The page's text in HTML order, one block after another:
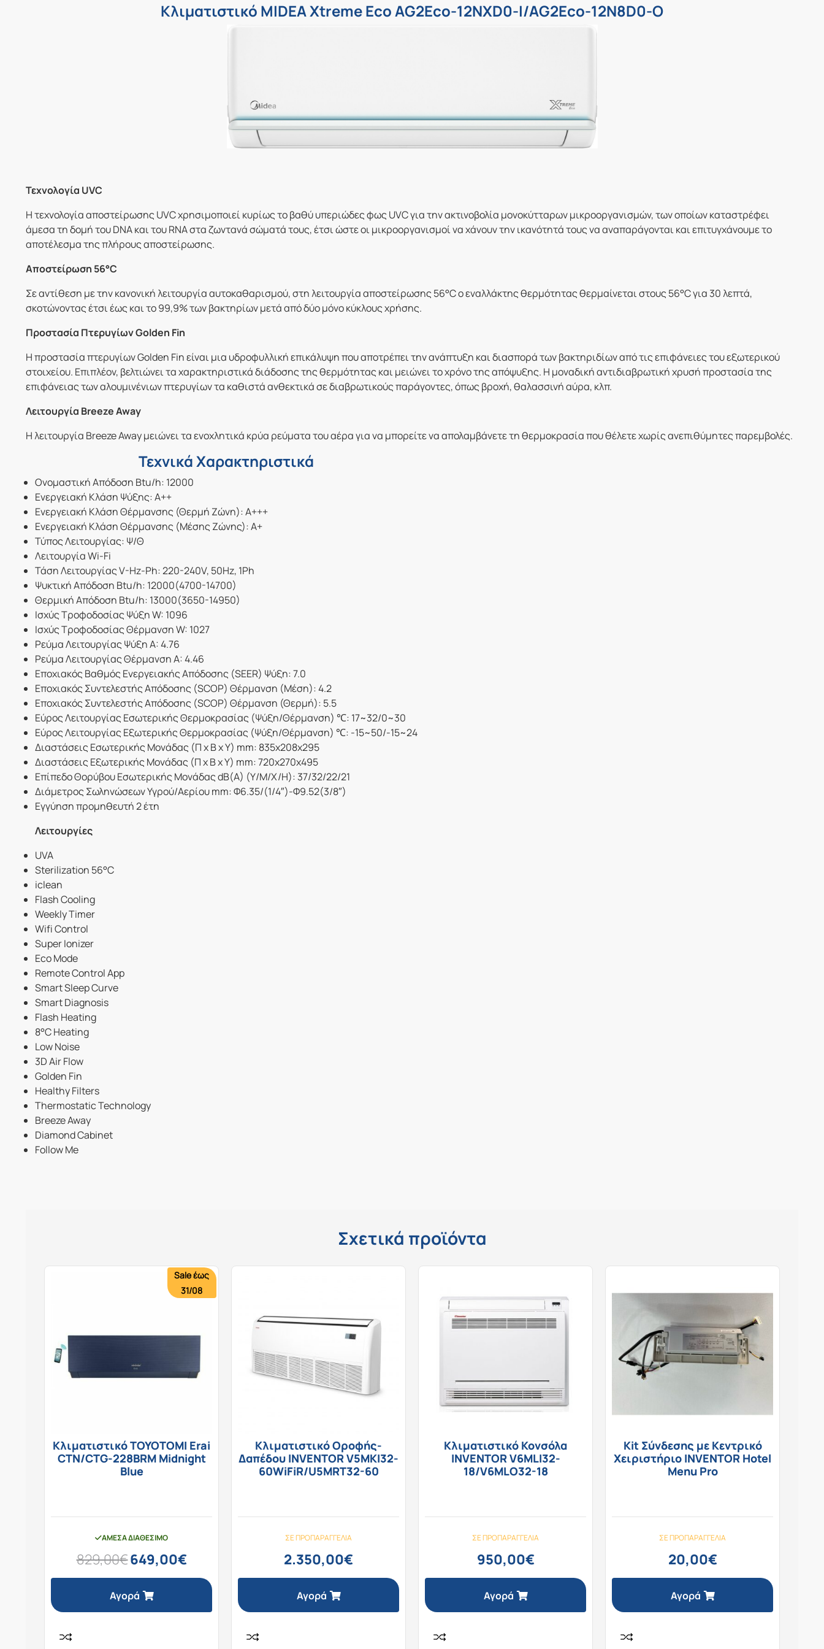
Κλιματιστικό MIDEA Xtreme Eco AG2Eco-12NXD0-I/AG2Eco-12N8D0-O
Τεχνολογία UVC
Η τεχνολογία αποστείρωσης UVC χρησιμοποιεί κυρίως το βαθύ υπεριώδες φως UVC για την ακτινοβολία μονοκύτταρων μικροοργανισμών, των οποίων καταστρέφει
άμεσα τη δομή του DNA και του RNA στα ζωντανά σώματά τους, έτσι ώστε οι μικροοργανισμοί να χάνουν την ικανότητά τους να αναπαράγονται και επιτυγχάνουμε το
αποτέλεσμα της πλήρους αποστείρωσης.
Αποστείρωση 56°C
Σε αντίθεση με την κανονική λειτουργία αυτοκαθαρισμού, στη λειτουργία αποστείρωσης 56°C ο εναλλάκτης θερμότητας θερμαίνεται στους 56°C για 30 λεπτά,
σκοτώνοντας έτσι έως και το 99,9% των βακτηρίων μετά από δύο μόνο κύκλους χρήσης.
Προστασία Πτερυγίων Golden Fin
Η προστασία πτερυγίων Golden Fin είναι μια υδροφυλλική επικάλυψη που αποτρέπει την ανάπτυξη και διασπορά των βακτηριδίων από τις επιφάνειες του εξωτερικού
στοιχείου. Επιπλέον, βελτιώνει τα χαρακτηριστικά διάδοσης της θερμότητας και μειώνει το χρόνο της απόψυξης. Η μοναδική αντιδιαβρωτική χρυσή προστασία της
επιφάνειας των αλουμινένιων πτερυγίων τα καθιστά ανθεκτικά σε διαβρωτικούς παράγοντες, όπως βροχή, θαλασσινή αύρα, κλπ.
Λειτουργία Breeze Away
Η λειτουργία Breeze Away μειώνει τα ενοχλητικά κρύα ρεύματα του αέρα για να μπορείτε να απολαμβάνετε τη θερμοκρασία που θέλετε χωρίς ανεπιθύμητες παρεμβολές.
Τεχνικά Χαρακτηριστικά
Ονομαστική Απόδοση Btu/h: 12000
Ενεργειακή Κλάση Ψύξης: A++
Ενεργειακή Κλάση Θέρμανσης (Θερμή Ζώνη): A+++
Ενεργειακή Κλάση Θέρμανσης (Μέσης Ζώνης): A+
Τύπος Λειτουργίας: Ψ/Θ
Λειτουργία Wi-Fi
Τάση Λειτουργίας V-Hz-Ph: 220-240V, 50Hz, 1Ph
Ψυκτική Απόδοση Btu/h: 12000(4700-14700)
Θερμική Απόδοση Btu/h: 13000(3650-14950)
Ισχύς Τροφοδοσίας Ψύξη W: 1096
Ισχύς Τροφοδοσίας Θέρμανση W: 1027
Ρεύμα Λειτουργίας Ψύξη A: 4.76
Ρεύμα Λειτουργίας Θέρμανση A: 4.46
Εποχιακός Βαθμός Ενεργειακής Απόδοσης (SEER) Ψύξη: 7.0
Εποχιακός Συντελεστής Απόδοσης (SCOP) Θέρμανση (Μέση): 4.2
Εποχιακός Συντελεστής Απόδοσης (SCOP) Θέρμανση (Θερμή): 5.5
Εύρος Λειτουργίας Εσωτερικής Θερμοκρασίας (Ψύξη/Θέρμανση) ℃: 17~32/0~30
Εύρος Λειτουργίας Εξωτερικής Θερμοκρασίας (Ψύξη/Θέρμανση) ℃: -15~50/-15~24
Διαστάσεις Εσωτερικής Μονάδας (Π x Β x Υ) mm: 835x208x295
Διαστάσεις Εξωτερικής Μονάδας (Π x Β x Υ) mm: 720x270x495
Επίπεδο Θορύβου Εσωτερικής Μονάδας dB(A) (Υ/Μ/Χ/H): 37/32/22/21
Διάμετρος Σωληνώσεων Υγρού/Αερίου mm: Φ6.35/(1/4″)-Φ9.52(3/8″)
Εγγύηση προμηθευτή 2 έτη
Λειτουργίες
UVA
Sterilization 56°C
iclean
Flash Cooling
Weekly Timer
Wifi Control
Super Ionizer
Eco Mode
Remote Control App
Smart Sleep Curve
Smart Diagnosis
Flash Heating
8°C Heating
Low Noise
3D Air Flow
Golden Fin
Healthy Filters
Thermostatic Technology
Breeze Away
Diamond Cabinet
Follow Me
Σχετικά προϊόντα
Sale έως
31/08
Κλιματιστικό TOYOTOMI Erai
CTN/CTG-228BRM Midnight
Blue
ΆΜΕΣΑ ΔΙΑΘΈΣΙΜΟ
829,00€649,00€
Αγορά
Κλιματιστικό Οροφής-
Δαπέδου INVENTOR V5MKI32-
60WiFiR/U5MRT32-60
ΣΕ ΠΡΟΠΑΡΑΓΓΕΛΊΑ
2.350,00€
Αγορά
Κλιματιστικό Κονσόλα
INVENTOR V6MLI32-
18/V6MLO32-18
ΣΕ ΠΡΟΠΑΡΑΓΓΕΛΊΑ
950,00€
Αγορά
Kit Σύνδεσης με Κεντρικό
Χειριστήριο INVENTOR Hotel
Menu Pro
ΣΕ ΠΡΟΠΑΡΑΓΓΕΛΊΑ
20,00€
Αγορά